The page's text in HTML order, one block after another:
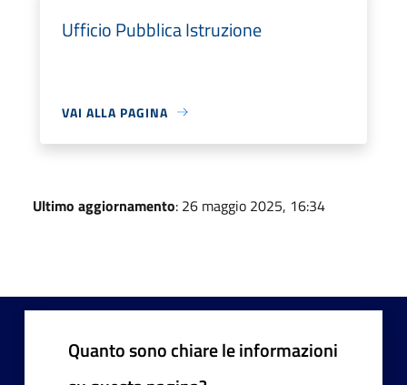
Ufficio Pubblica Istruzione
VAI ALLA PAGINA
Ultimo aggiornamento: 26 maggio 2025, 16:34
Quanto sono chiare le informazioni